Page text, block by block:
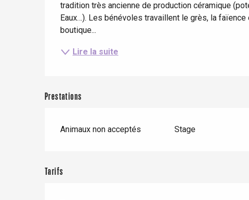
tradition très ancienne de production céramique
Eaux…). Les bénévoles travaillent le grès, la
boutique...
Lire la suite
Prestations
Animaux non acceptés Stage
Tarifs